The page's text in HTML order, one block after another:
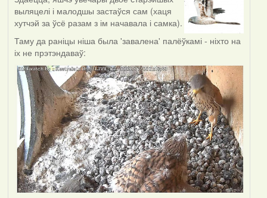
выляцелі і малодшы застаўся сам (хаця
хутчэй за ўсё разам з ім начавала і самка).
Таму да раніцы ніша была 'завалена' палёўкамі - ніхто на
іх не прэтэндаваў: